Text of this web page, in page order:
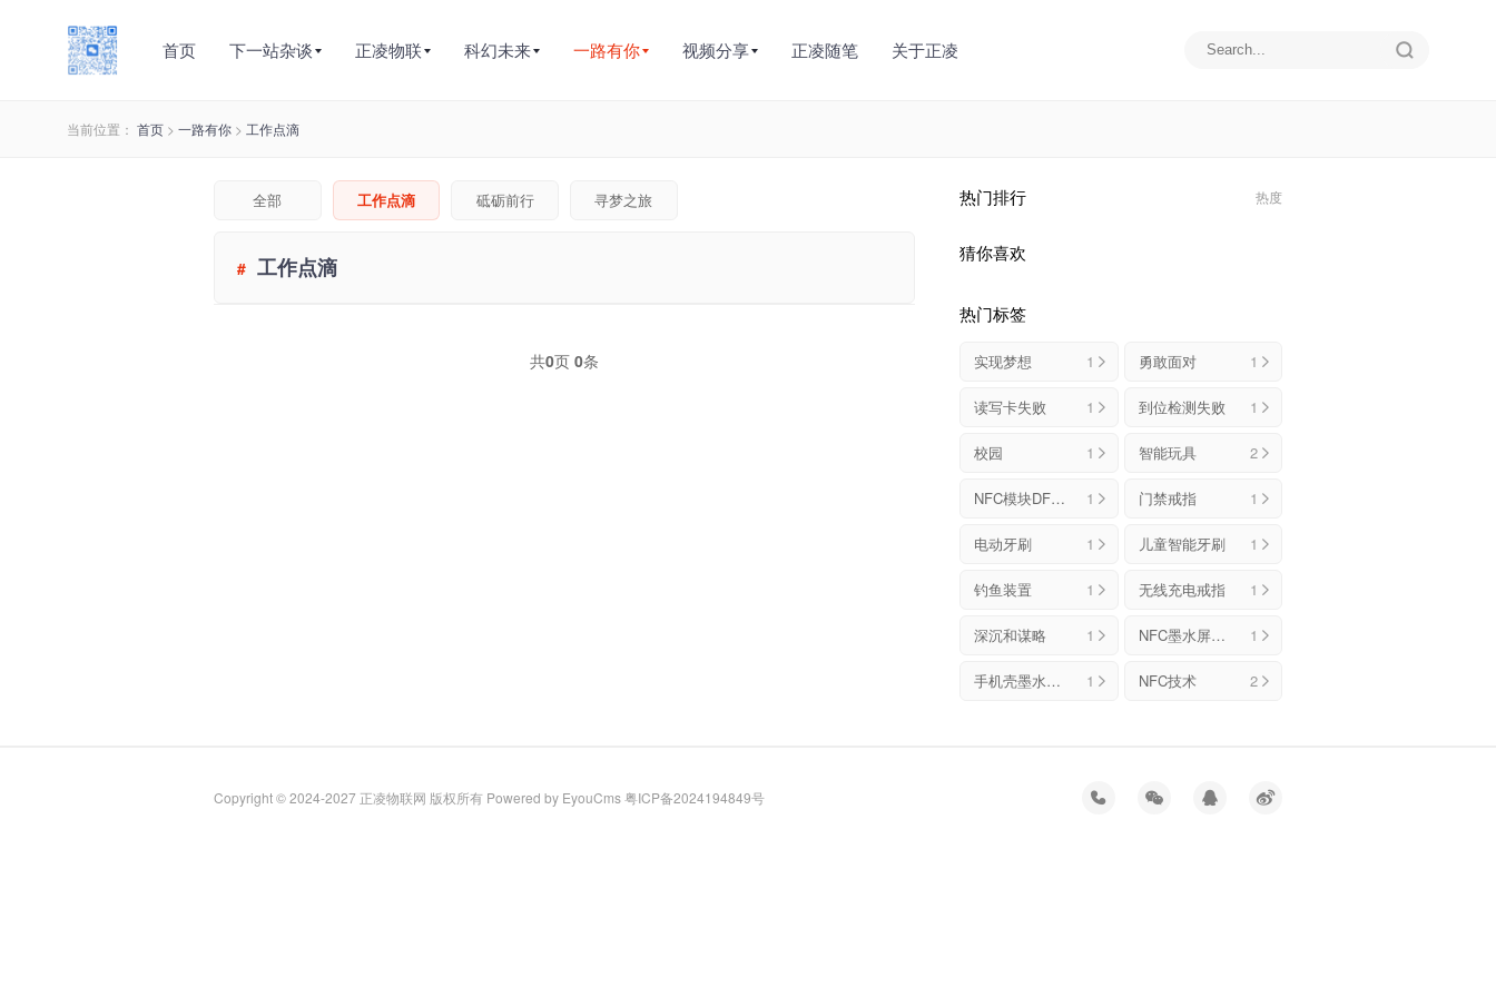
首页 下一站杂谈 正凌物联 科幻未来 一路有你 视频分享 正凌随笔 关于正凌
当前位置： 首页 > 一路有你 > 工作点滴
全部 工作点滴 砥砺前行 寻梦之旅
# 工作点滴
共0页 0条
热门排行 热度
猜你喜欢
热门标签
实现梦想 1 勇敢面对 1
读写卡失败 1 到位检测失败 1
校园 1 智能玩具 2
NFC模块DFMANFC 1 门禁戒指 1
电动牙刷 1 儿童智能牙刷 1
钓鱼装置 1 无线充电戒指 1
深沉和谋略 1 NFC墨水屏手机壳 1
手机壳墨水屏NFC解决方案 1 NFC技术 2
Copyright © 2024-2027 正凌物联网 版权所有 Powered by EyouCms粤ICP备2024194849号